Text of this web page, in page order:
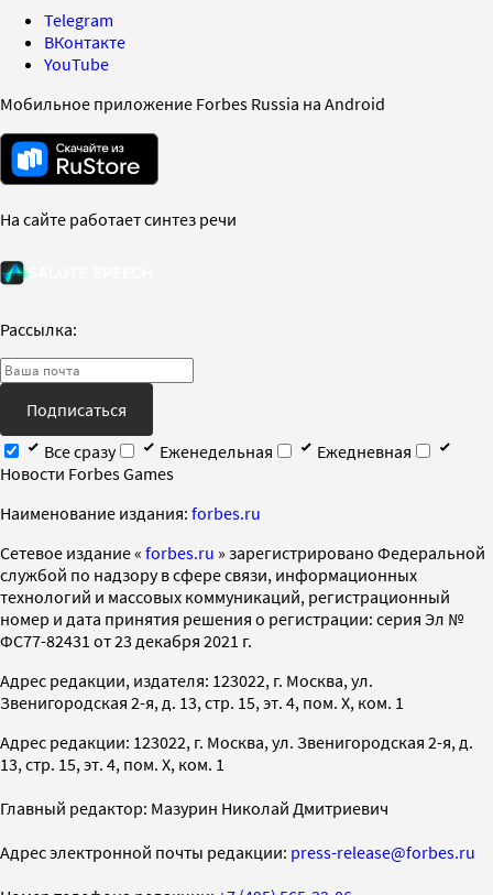
Telegram
ВКонтакте
YouTube
Мобильное приложение Forbes Russia на Android
На сайте работает синтез речи
Рассылка:
Подписаться
Все сразу
Еженедельная
Ежедневная
Новости Forbes Games
Наименование издания: forbes.ru
Cетевое издание « forbes.ru » зарегистрировано Федеральной
службой по надзору в сфере связи, информационных
технологий и массовых коммуникаций, регистрационный
номер и дата принятия решения о регистрации: серия Эл №
ФС77-82431 от 23 декабря 2021 г.
Адрес редакции, издателя: 123022, г. Москва, ул.
Звенигородская 2-я, д. 13, стр. 15, эт. 4, пом. X, ком. 1
Адрес редакции: 123022, г. Москва, ул. Звенигородская 2-я, д.
13, стр. 15, эт. 4, пом. X, ком. 1
Главный редактор: Мазурин Николай Дмитриевич
Адрес электронной почты редакции: press-release@forbes.ru